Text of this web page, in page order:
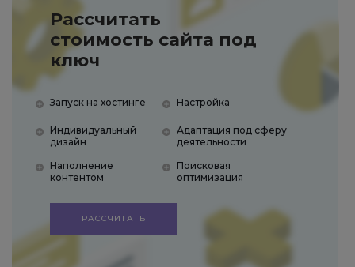
Рассчитать
стоимость сайта под
ключ
Запуск на хостинге
Индивидуальный
дизайн
Наполнение
контентом
Настройка
Адаптация под сферу
деятельности
Поисковая
оптимизация
РАССЧИТАТЬ